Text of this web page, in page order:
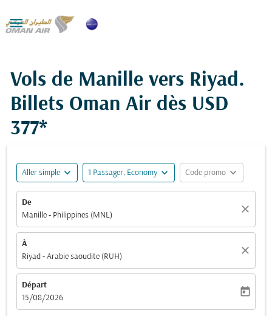

Vols de Manille vers Riyad.
Billets Oman Air dès USD
377*
Aller simple expand_more 1 Passager, Economy expand_more Code promo expand_more
De
Manille - Philippines (MNL)
close
À
Riyad - Arabie saoudite (RUH)
close
Départ
fc-booking-departure-date-aria-label
15/08/2026
today